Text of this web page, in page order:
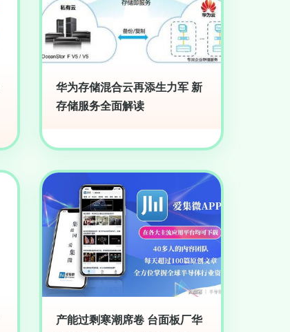
华为存储混合云再添生力军 新
存储服务全面解读
产能过剩寒潮席卷 台面板厂华